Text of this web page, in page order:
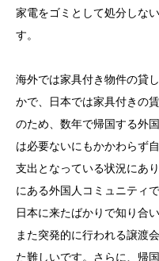
家電をゴミとして処分しな
す。
海外では家具付き物件の貸
かで、日本では家具付きの
のため、数年で帰国する外
は必要ないにもかかわらず
支出となっている状況にあ
にある外国人コミュニティ
日本に来たばかりで知り合
また突発的に行われる譲渡
た難しいです。さらに、帰